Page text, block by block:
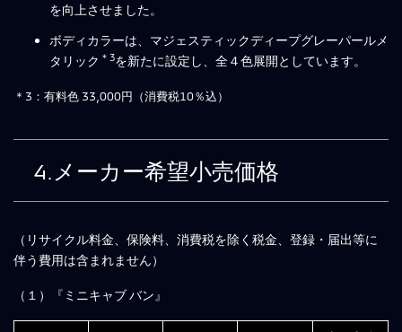
を向上させました。
ボディカラーは、マジェスティックディープグレーパールメ
タリック ＊3を新たに設定し、全４色展開としています。
＊3：有料色 33,000円（消費税10％込）
4.メーカー希望小売価格
（リサイクル料金、保険料、消費税を除く税金、登録・届出等に
伴う費用は含まれません）
（１）『ミニキャブ バン』